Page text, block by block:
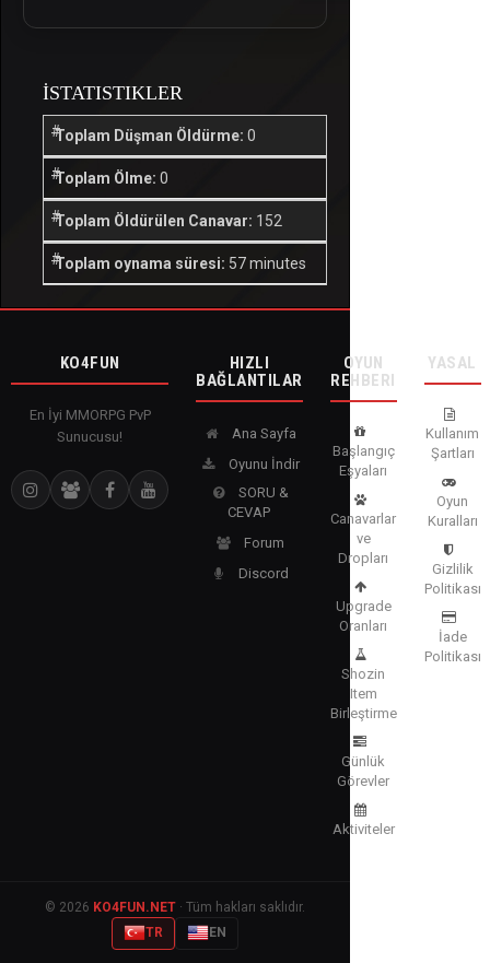
İSTATISTIKLER
Toplam Düşman Öldürme: 0
Toplam Ölme: 0
Toplam Öldürülen Canavar: 152
Toplam oynama süresi: 57 minutes
KO4FUN
En İyi MMORPG PvP
Sunucusu!
HIZLI
BAĞLANTILAR
Ana Sayfa
Oyunu İndir
SORU &
CEVAP
Forum
Discord
OYUN
REHBERI
Başlangıç
Eşyaları
Canavarlar
ve
Dropları
Upgrade
Oranları
Shozin
Item
Birleştirme
Günlük
Görevler
Aktiviteler
YASAL
Kullanım
Şartları
Oyun
Kuralları
Gizlilik
Politikası
İade
Politikası
© 2026 KO4FUN.NET · Tüm hakları saklıdır.
TR
EN